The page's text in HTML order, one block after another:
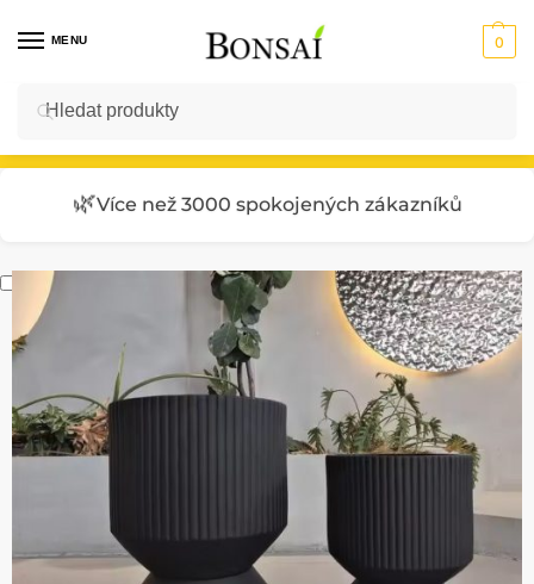
MENU 0
Vstup do E-SHOPU
🌿Více než 3000 spokojených zákazníků